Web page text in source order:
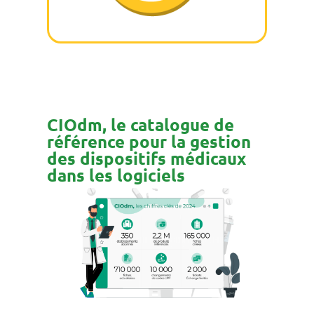
CIOdm, le catalogue de
référence pour la gestion
des dispositifs médicaux
dans les logiciels